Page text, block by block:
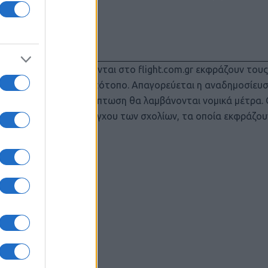
άρθρα που δημοσιεύονται στο flight.com.gr εκφράζουν
απαραίτητα τον ιστότοπο. Απαγορεύεται η
Σε αντίθετη περίπτωση θα λαμβάνονται νομικά
το δικαίωμα ελέγχου των σχολίων, τα οποία
τους.